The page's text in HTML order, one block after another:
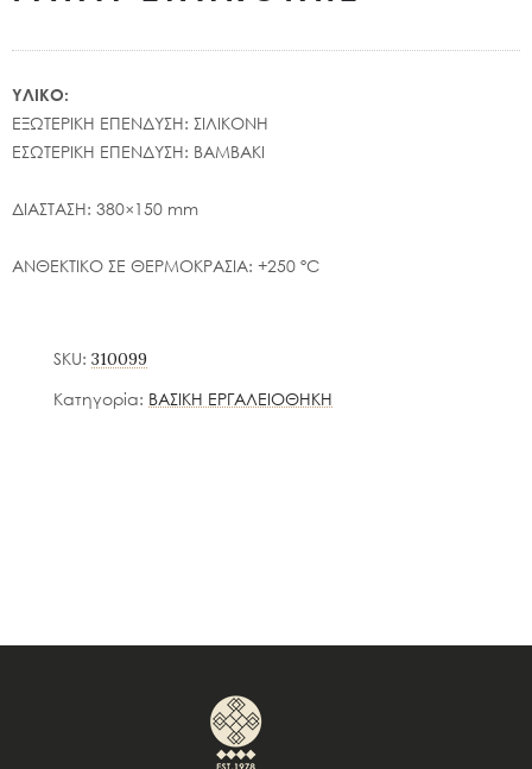
ΥΛΙΚΟ:
ΕΞΩΤΕΡΙΚΗ ΕΠΕΝΔΥΣΗ: ΣΙΛΙΚΟΝΗ
ΕΣΩΤΕΡΙΚΗ ΕΠΕΝΔΥΣΗ: ΒΑΜΒΑΚΙ
ΔΙΑΣΤΑΣΗ: 380×150 mm
ΑΝΘΕΚΤΙΚΟ ΣΕ ΘΕΡΜΟΚΡΑΣΙΑ: +250 ºC
SKU: 310099
Κατηγορία: ΒΑΣΙΚΗ ΕΡΓΑΛΕΙΟΘΗΚΗ